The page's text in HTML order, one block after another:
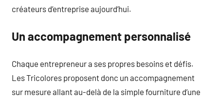
créateurs d’entreprise aujourd’hui.
Un accompagnement personnalisé
Chaque entrepreneur a ses propres besoins et défis.
Les Tricolores proposent donc un accompagnement
sur mesure allant au-delà de la simple fourniture d’une